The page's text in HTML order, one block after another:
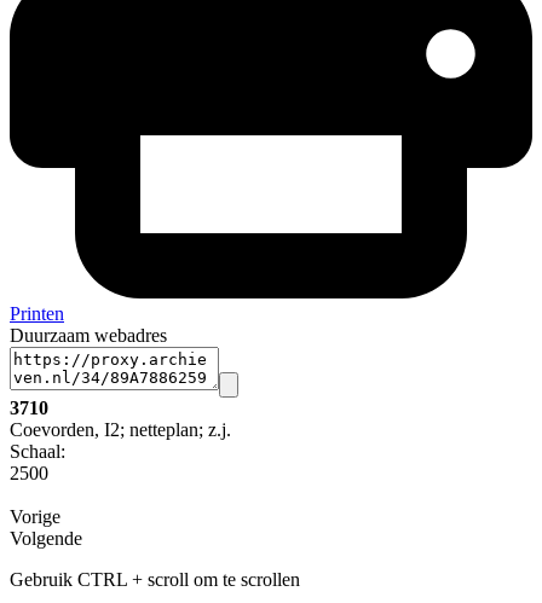
Printen
Duurzaam webadres
3710
Coevorden, I2; netteplan; z.j.
Schaal:
2500
Vorige
Volgende
Gebruik CTRL + scroll om te scrollen